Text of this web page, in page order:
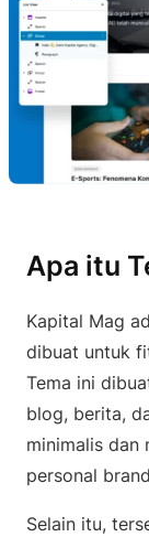
Apa itu
Kapital Mag
dibuat untuk
Tema ini
blog, berita,
minimalis dan
personal
Selain itu,